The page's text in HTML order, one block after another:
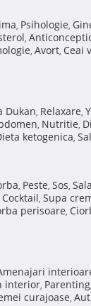
, Psihologie,
,
, Avort, Ceai
Dukan, Relaxare,
, Nutritie,
ketogenica,
, Peste, Sos,
Cocktail, Supa
perisoare,
interior, Parenting,
curajoase,